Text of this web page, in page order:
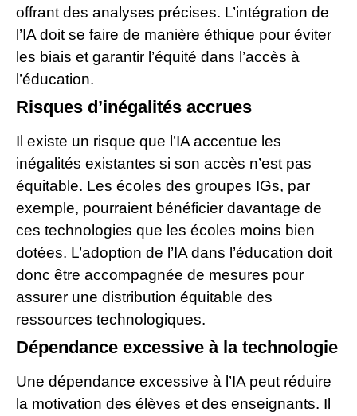
offrant des analyses précises. L’intégration de
l’IA doit se faire de manière éthique pour éviter
les biais et garantir l’équité dans l’accès à
l’éducation.
Risques d’inégalités accrues
Il existe un risque que l’IA accentue les
inégalités existantes si son accès n’est pas
équitable. Les écoles des groupes IGs, par
exemple, pourraient bénéficier davantage de
ces technologies que les écoles moins bien
dotées. L’adoption de l’IA dans l’éducation doit
donc être accompagnée de mesures pour
assurer une distribution équitable des
ressources technologiques.
Dépendance excessive à la technologie
Une dépendance excessive à l’IA peut réduire
la motivation des élèves et des enseignants. Il